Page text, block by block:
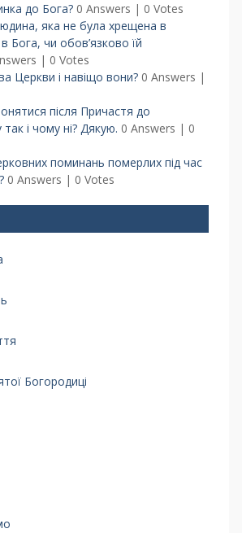
до Бога? 0 Answers | 0 Votes
яка не була хрещена в
в Бога, чи обов’язково їй
| 0 Votes
Церкви і навіщо вони? 0 Answers |
після Причастя до
і чому ні? Дякую. 0 Answers | 0
поминань померлих під час
0 Answers | 0 Votes
Богородиці